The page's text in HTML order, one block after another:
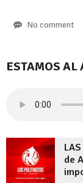
No comment
ESTAMOS AL
de